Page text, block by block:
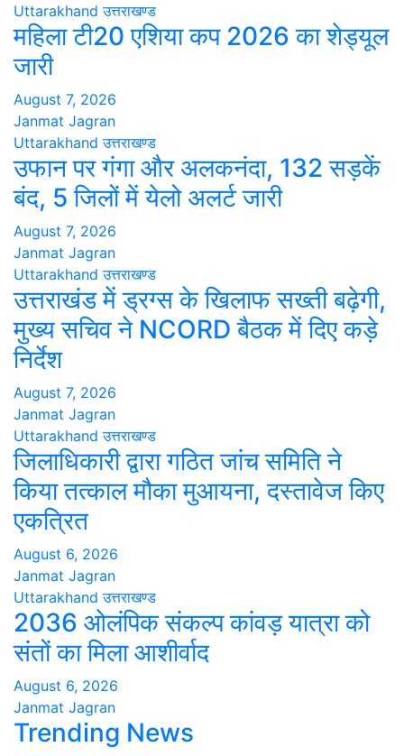
Uttarakhand उत्तराखण्ड
महिला टी20 एशिया कप 2026 का शेड्यूल
जारी
August 7, 2026
Janmat Jagran
Uttarakhand उत्तराखण्ड
उफान पर गंगा और अलकनंदा, 132 सड़कें
बंद, 5 जिलों में येलो अलर्ट जारी
August 7, 2026
Janmat Jagran
Uttarakhand उत्तराखण्ड
उत्तराखंड में ड्रग्स के खिलाफ सख्ती बढ़ेगी,
मुख्य सचिव ने NCORD बैठक में दिए कड़े
निर्देश
August 7, 2026
Janmat Jagran
Uttarakhand उत्तराखण्ड
जिलाधिकारी द्वारा गठित जांच समिति ने
किया तत्काल मौका मुआयना, दस्तावेज किए
एकत्रित
August 6, 2026
Janmat Jagran
Uttarakhand उत्तराखण्ड
2036 ओलंपिक संकल्प कांवड़ यात्रा को
संतों का मिला आशीर्वाद
August 6, 2026
Janmat Jagran
Trending News